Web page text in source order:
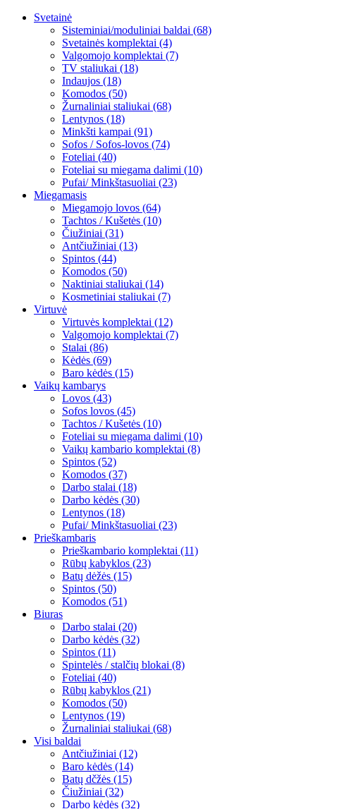
Svetainė
Sisteminiai/moduliniai baldai (68)
Svetainės komplektai (4)
Valgomojo komplektai (7)
TV staliukai (18)
Indaujos (18)
Komodos (50)
Žurnaliniai staliukai (68)
Lentynos (18)
Minkšti kampai (91)
Sofos / Sofos-lovos (74)
Foteliai (40)
Foteliai su miegama dalimi (10)
Pufai/ Minkštasuoliai (23)
Miegamasis
Miegamojo lovos (64)
Tachtos / Kušetės (10)
Čiužiniai (31)
Antčiužiniai (13)
Spintos (44)
Komodos (50)
Naktiniai staliukai (14)
Kosmetiniai staliukai (7)
Virtuvė
Virtuvės komplektai (12)
Valgomojo komplektai (7)
Stalai (86)
Kėdės (69)
Baro kėdės (15)
Vaikų kambarys
Lovos (43)
Sofos lovos (45)
Tachtos / Kušetės (10)
Foteliai su miegama dalimi (10)
Vaikų kambario komplektai (8)
Spintos (52)
Komodos (37)
Darbo stalai (18)
Darbo kėdės (30)
Lentynos (18)
Pufai/ Minkštasuoliai (23)
Prieškambaris
Prieškambario komplektai (11)
Rūbų kabyklos (23)
Batų dėžės (15)
Spintos (50)
Komodos (51)
Biuras
Darbo stalai (20)
Darbo kėdės (32)
Spintos (11)
Spintelės / stalčių blokai (8)
Foteliai (40)
Rūbų kabyklos (21)
Komodos (50)
Lentynos (19)
Žurnaliniai staliukai (68)
Visi baldai
Antčiužiniai (12)
Baro kėdės (14)
Batų dčžės (15)
Čiužiniai (32)
Darbo kėdės (32)